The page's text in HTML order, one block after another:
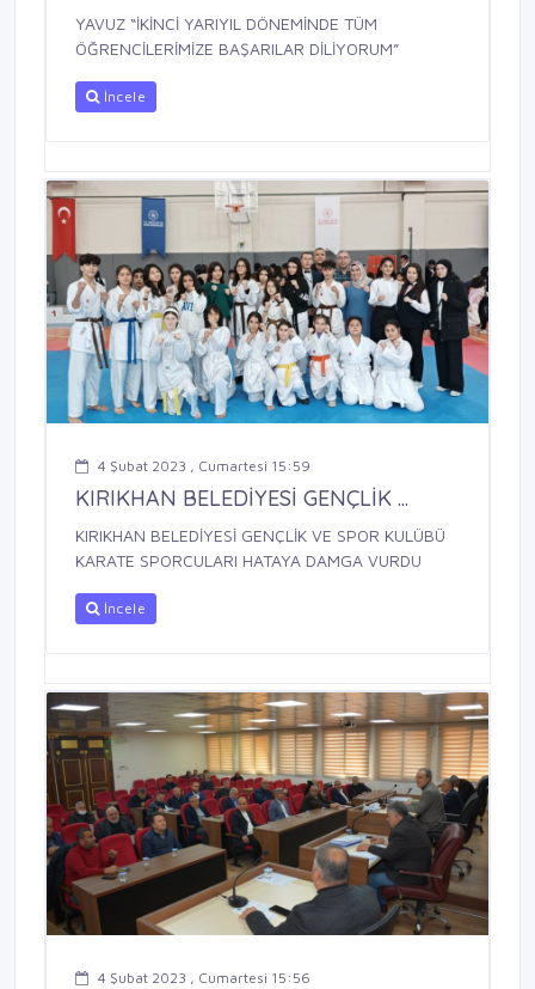
YAVUZ “İKİNCİ YARIYIL DÖNEMİNDE TÜM
ÖĞRENCİLERİMİZE BAŞARILAR DİLİYORUM”
İncele
4 Şubat 2023 , Cumartesi 15:59
KIRIKHAN BELEDİYESİ GENÇLİK ...
KIRIKHAN BELEDİYESİ GENÇLİK VE SPOR KULÜBÜ
KARATE SPORCULARI HATAYA DAMGA VURDU
İncele
4 Şubat 2023 , Cumartesi 15:56